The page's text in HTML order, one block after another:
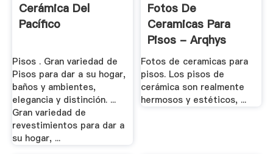
Cerámica Del
Pacífico
Pisos . Gran variedad de
Pisos para dar a su hogar,
baños y ambientes,
elegancia y distinción. ...
Gran variedad de
revestimientos para dar a
su hogar, ...
Fotos De
Ceramicas Para
Pisos - Arqhys
Fotos de ceramicas para
pisos. Los pisos de
cerámica son realmente
hermosos y estéticos, ...